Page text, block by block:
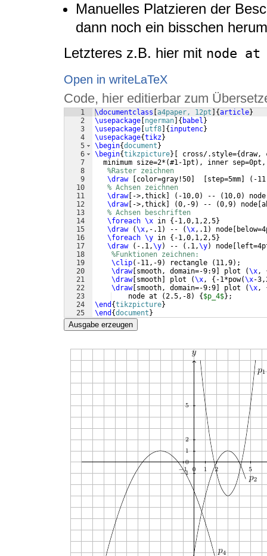
Manuelles Platzieren der
dann noch ein bisschen
Letzteres z.B. hier mit node
Open in writeLaTeX
Code, hier editierbar zum
1
2
3
4
5
6
7
8
9
10
11
12
13
14
15
16
17
18
19
20
21
22
23
24
25
\documentclass a4paper, 12pt {article}
\usepackage ngerman { babel }
\usepackage utf8 { inputenc}
\usepackage{tikz}
\begin{document }
\begin{tikzpicture} cross/.style={draw,
  minimum size=2*
(#1-1pt ) , inner
%Raster zeichnen
\draw
color=gray!50 step=5mm ( -
% Achsen zeichnen
\draw[ ->,thick ( -10,0) -- ( 10,0) node
\draw[ ->,thick (0,-9) -- (0,9) node
% Achsen beschriften
\foreach \x in { -1,0,1,2,5}
\draw
(\x,-.1) -- (\x,.1) node
\foreach \y in { -1,0,1,2,5}
\draw
( -.1,\y) -- ( .1,\y) node
%Funktionen zeichnen:
\clip( -11,-9) rectangle ( 11,9) ;
\draw[ smooth, domain=-9:9 plot (\x,
\draw[ smooth plot (\x, { -1*pow(\x-
\draw[ smooth, domain=-9:9 plot (\x,
    node at
(2.5,-8) { $p_4$}
\end {tikzpicture}
\end {document }
Ausgabe erzeugen